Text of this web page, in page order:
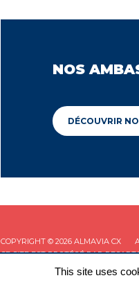
NOS
DÉCOUVRIR
COPYRIGHT © 2026 ALMAVIA CX
CE SITE EST PROTÉGÉ PAR
This site uses